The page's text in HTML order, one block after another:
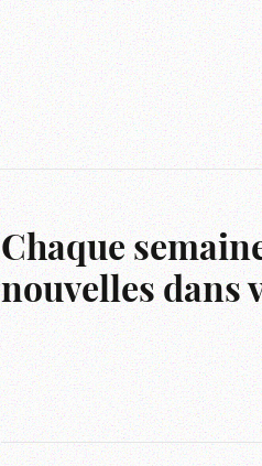
Chaque
nouvelles dans